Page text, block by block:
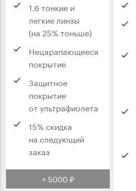
1.6 тонкие и
легкие линзы
(на 25% тоньше)
Нецарапающееся
покрытие
Защитное
покрытие
от ультрафиолета
15% скидка
на следующий
заказ
+ 5000 ₽